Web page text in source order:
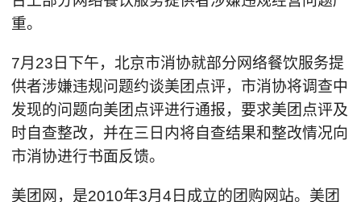
重。
7月23日下午，北京市消协就部分网络餐饮服务提
供者涉嫌违规问题约谈美团点评，市消协将调查中
发现的问题向美团点评进行通报，要求美团点评及
时自查整改，并在三日内将自查结果和整改情况向
市消协进行书面反馈。
美团网，是2010年3月4日成立的团购网站。美团